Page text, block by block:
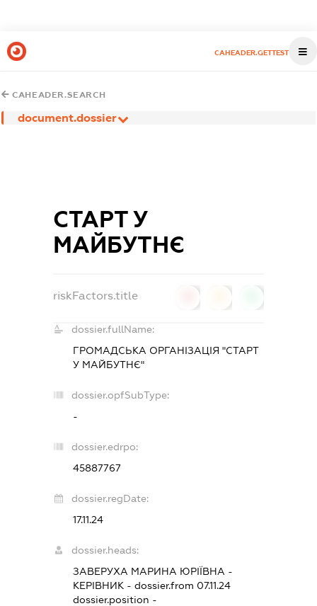
CAHEADER.GETTEST
CAHEADER.SEARCH
document.dossier
СТАРТ У
МАЙБУТНЄ
riskFactors.title
dossier.fullName:
ГРОМАДСЬКА ОРГАНІЗАЦІЯ "СТАРТ
У МАЙБУТНЄ"
dossier.opfSubType:
-
dossier.edrpo:
45887767
dossier.regDate:
17.11.24
dossier.heads:
ЗАВЕРУХА МАРИНА ЮРІЇВНА -
КЕРІВНИК - dossier.from 07.11.24
dossier.position -